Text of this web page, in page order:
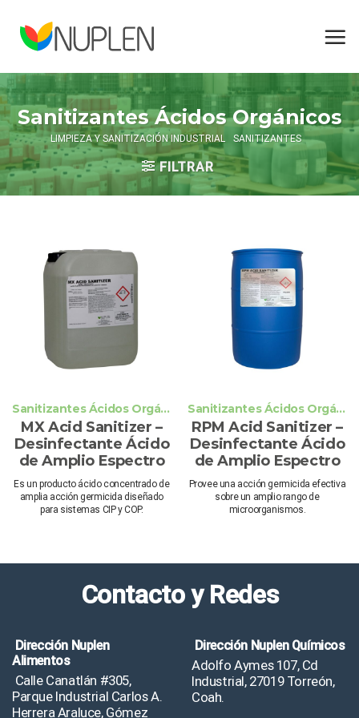
content
Sanitizantes Ácidos Orgánicos
LIMPIEZA Y SANITIZACIÓN INDUSTRIAL SANITIZANTES
FILTRAR
Sanitizantes Ácidos Orgánicos
MX Acid Sanitizer –
Desinfectante Ácido
de Amplio Espectro
Es un producto ácido concentrado de
amplia acción germicida diseñado
para sistemas CIP y COP.
Sanitizantes Ácidos Orgánicos
RPM Acid Sanitizer –
Desinfectante Ácido
de Amplio Espectro
Provee una acción germicida efectiva
sobre un amplio rango de
microorganismos.
Contacto y Redes
Dirección Nuplen
Alimentos
Calle Canatlán #305,
Parque Industrial Carlos A.
Herrera Araluce, Gómez
Dirección Nuplen Químicos
Adolfo Aymes 107, Cd
Industrial, 27019 Torreón,
Coah.